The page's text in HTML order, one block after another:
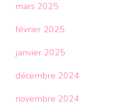
mars 2025
février 2025
janvier 2025
décembre 2024
novembre 2024